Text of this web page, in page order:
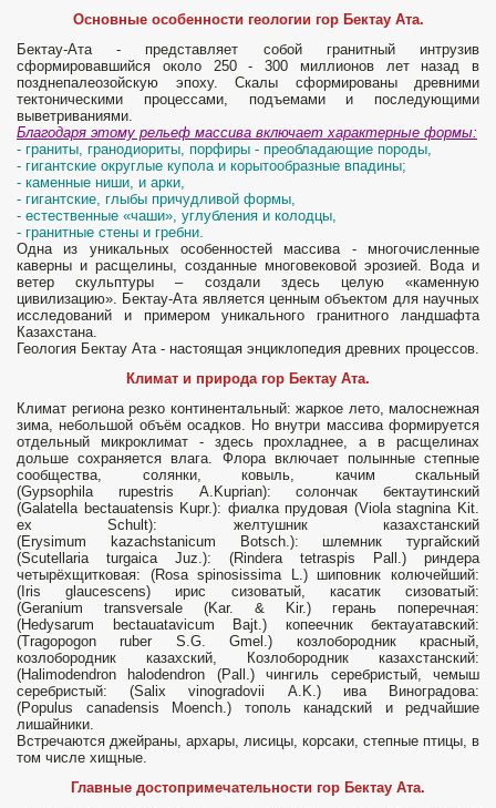
Основные особенности геологии гор Бектау Ата.
Бектау-Ата - представляет собой гранитный интрузив
сформировавшийся около 250 - 300 миллионов лет назад в
позднепалеозойскую эпоху. Скалы сформированы древними
тектоническими процессами, подъемами и последующими
выветриваниями.
Благодаря этому рельеф массива включает характерные формы:
- граниты, гранодиориты, порфиры - преобладающие породы,
- гигантские округлые купола и корытообразные впадины;
- каменные ниши, и арки,
- гигантские, глыбы причудливой формы,
- естественные «чаши», углубления и колодцы,
- гранитные стены и гребни.
Одна из уникальных особенностей массива - многочисленные
каверны и расщелины, созданные многовековой эрозией. Вода и
ветер скульптуры – создали здесь целую «каменную
цивилизацию». Бектау-Ата является ценным объектом для научных
исследований и примером уникального гранитного ландшафта
Казахстана.
Геология Бектау Ата - настоящая энциклопедия древних процессов.
Климaт и природа гор Бектау Ата.
Климат региона резко континентальный: жаркое лето, малоснежная
зима, небольшой объём осадков. Но внутри массива формируется
отдельный микроклимат - здесь прохладнее, а в расщелинах
дольше сохраняется влага. Флора включает полынные степные
сообщества, солянки, ковыль, качим скальный
(Gypsophila rupestris A.Kuprian): солончак бектаутинский
(Galatella bectauatensis Kupr.): фиалка прудовая (Viola stagnina Kit.
ex Schult): желтушник казахстанский
(Erysimum kazachstanicum Botsch.): шлемник тургайский
(Scutellaria turgaica Juz.): (Rindera tetraspis Pall.) риндера
четырёхщитковая: (Rosa spinosissima L.) шиповник колючейший:
(Iris glaucescens) ирис сизоватый, касатик сизоватый:
(Geranium transversale (Kar. & Kir.) герань поперечная:
(Hedysarum bectauatavicum Bajt.) копеечник бектауатавский:
(Tragopogon ruber S.G. Gmel.) козлобородник красный,
козлобородник казахский, Козлобородник казахстанский:
(Halimodendron halodendron (Pall.) чингиль серебристый, чемыш
серебристый: (Salix vinogradovii A.K.) ива Виноградова:
(Populus canadensis Moench.) тополь канадский и редчайшие
лишайники.
Встречаются джейраны, архары, лисицы, корсаки, степные птицы, в
том числе хищные.
Главные достопримечательности гор Бектау Ата.